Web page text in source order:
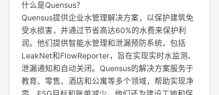
什么是Quensus？
Quensus提供企业水管理解决方案，以保护建筑免
受水损害，并通过节省高达60%的水费来保护利
润。他们提供智能水管理和泄漏预防系统，包括
LeakNet和FlowReporter，旨在实现实时水监测、
泄漏通知和自动关闭。Quensus的解决方案服务于
教育、零售、酒店和公寓等多个领域，帮助实现净